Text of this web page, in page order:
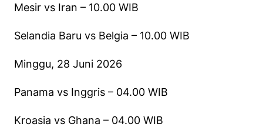
Mesir vs Iran – 10.00 WIB
Selandia Baru vs Belgia – 10.00 WIB
Minggu, 28 Juni 2026
Panama vs Inggris – 04.00 WIB
Kroasia vs Ghana – 04.00 WIB